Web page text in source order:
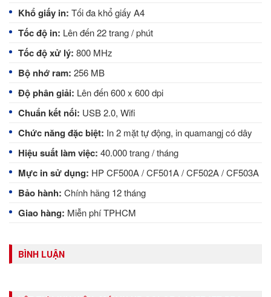
Khổ giấy in: Tối đa khổ giấy A4
Tốc độ in: Lên đến 22 trang / phút
Tốc độ xử lý: 800 MHz
Bộ nhớ ram: 256 MB
Độ phân giải: Lên đến 600 x 600 dpi
Chuẩn kết nối: USB 2.0, Wifi
Chức năng đặc biệt: In 2 mặt tự động, in quamangj có dây
Hiệu suất làm việc: 40.000 trang / tháng
Mực in sử dụng: HP CF500A / CF501A / CF502A / CF503A
Bảo hành: Chính hãng 12 tháng
Giao hàng: Miễn phí TPHCM
BÌNH LUẬN